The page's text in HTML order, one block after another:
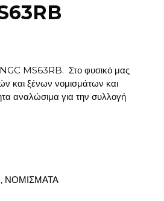
MS63RB. Στο φυσικό μας
και ξένων νομισμάτων και
αναλώσιμα για την συλλογή
, ΝΟΜΙΣΜΑΤΑ